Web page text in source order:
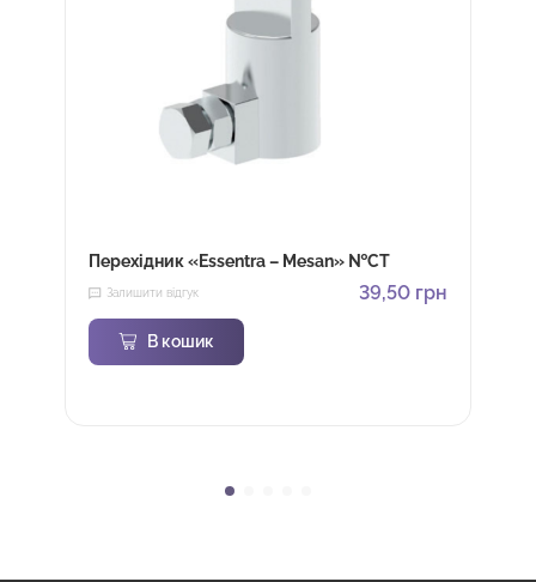
Перехідник «Essentra – Mesan» №СТ
Залишити відгук 39,50 грн
В кошик